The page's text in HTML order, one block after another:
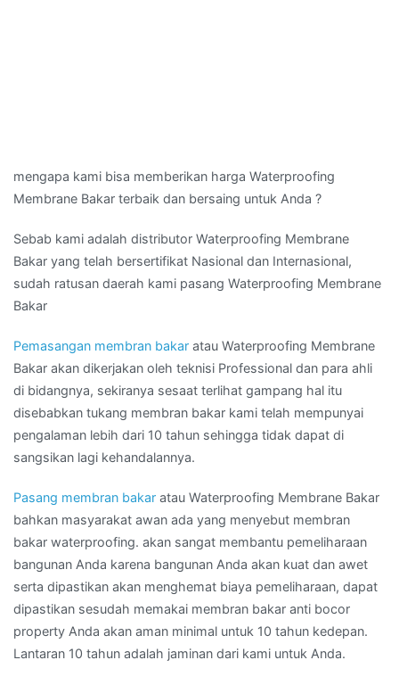
mengapa kami bisa memberikan harga Waterproofing
Membrane Bakar terbaik dan bersaing untuk Anda ?
Sebab kami adalah distributor Waterproofing Membrane
Bakar yang telah bersertifikat Nasional dan Internasional,
sudah ratusan daerah kami pasang Waterproofing Membrane
Bakar
Pemasangan membran bakar atau Waterproofing Membrane
Bakar akan dikerjakan oleh teknisi Professional dan para ahli
di bidangnya, sekiranya sesaat terlihat gampang hal itu
disebabkan tukang membran bakar kami telah mempunyai
pengalaman lebih dari 10 tahun sehingga tidak dapat di
sangsikan lagi kehandalannya.
Pasang membran bakar atau Waterproofing Membrane Bakar
bahkan masyarakat awan ada yang menyebut membran
bakar waterproofing. akan sangat membantu pemeliharaan
bangunan Anda karena bangunan Anda akan kuat dan awet
serta dipastikan akan menghemat biaya pemeliharaan, dapat
dipastikan sesudah memakai membran bakar anti bocor
property Anda akan aman minimal untuk 10 tahun kedepan.
Lantaran 10 tahun adalah jaminan dari kami untuk Anda.